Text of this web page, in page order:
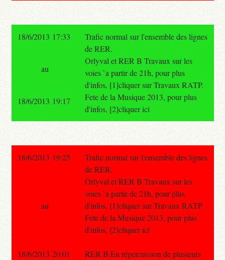
18/6/2013 17:33
Trafic normal sur l'ensemble des lignes
de RER.
Orlyval et RER B Travaux sur les
voies `a partir de 21h, pour plus
d'infos, [1]cliquer sur Travaux RATP.
Fete de la Musique 2013, pour plus
d'infos, [2]cliquer ici
au
18/6/2013 19:17
18/6/2013 19:25
Trafic normal sur l'ensemble des lignes
de RER.
Orlyval et RER B Travaux sur les
voies `a partir de 21h, pour plus
d'infos, [1]cliquer sur Travaux RATP.
Fete de la Musique 2013, pour plus
d'infos, [2]cliquer ici
RER B:En répercussion de plusieurs
au
18/6/2013 20:01